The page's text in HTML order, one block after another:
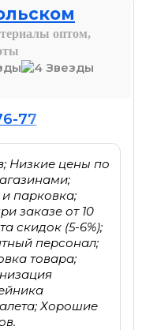
оптом,
77
Низкие цены по
парковка;
заказе от 10
скидок (5-6%);
персонал;
товара;
Хорошие